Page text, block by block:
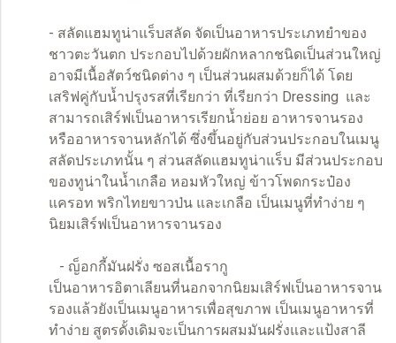
- สลัดแฮมทูน่าแร็บสลัด จัดเป็นอาหารประเภทยำของ
ชาวตะวันตก ประกอบไปด้วยผักหลากชนิดเป็นส่วนใหญ่
อาจมีเนื้อสัตว์ชนิดต่าง ๆ เป็นส่วนผสมด้วยก็ได้ โดย
เสริฟคู่กับน้ำปรุงรสที่เรียกว่า ที่เรียกว่า Dressing และ
สามารถเสิร์ฟเป็นอาหารเรียกน้ำย่อย อาหารจานรอง
หรืออาหารจานหลักได้ ซึ่งขึ้นอยู่กับส่วนประกอบในเมนู
สลัดประเภทนั้น ๆ ส่วนสลัดแฮมทูน่าแร็บ มีส่วนประกอบ
ของทูน่าในน้ำเกลือ หอมหัวใหญ่ ข้าวโพดกระป๋อง
แครอท พริกไทยขาวป่น และเกลือ เป็นเมนูที่ทำง่าย ๆ
นิยมเสิร์ฟเป็นอาหารจานรอง
- ญ็อกกี้มันฝรั่ง ซอสเนื้อรากู
เป็นอาหารอิตาเลียนที่นอกจากนิยมเสิร์ฟเป็นอาหารจาน
รองแล้วยังเป็นเมนูอาหารเพื่อสุขภาพ เป็นเมนูอาหารที่
ทำง่าย สูตรดั้งเดิมจะเป็นการผสมมันฝรั่งและแป้งสาลี